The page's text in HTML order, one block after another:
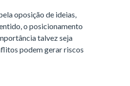
oposição de ideias,
o posicionamento
talvez seja
podem gerar riscos